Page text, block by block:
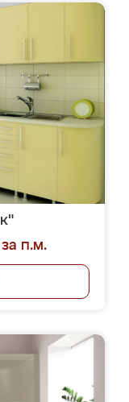
п.м.